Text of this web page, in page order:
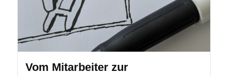
Vom Mitarbeiter zur